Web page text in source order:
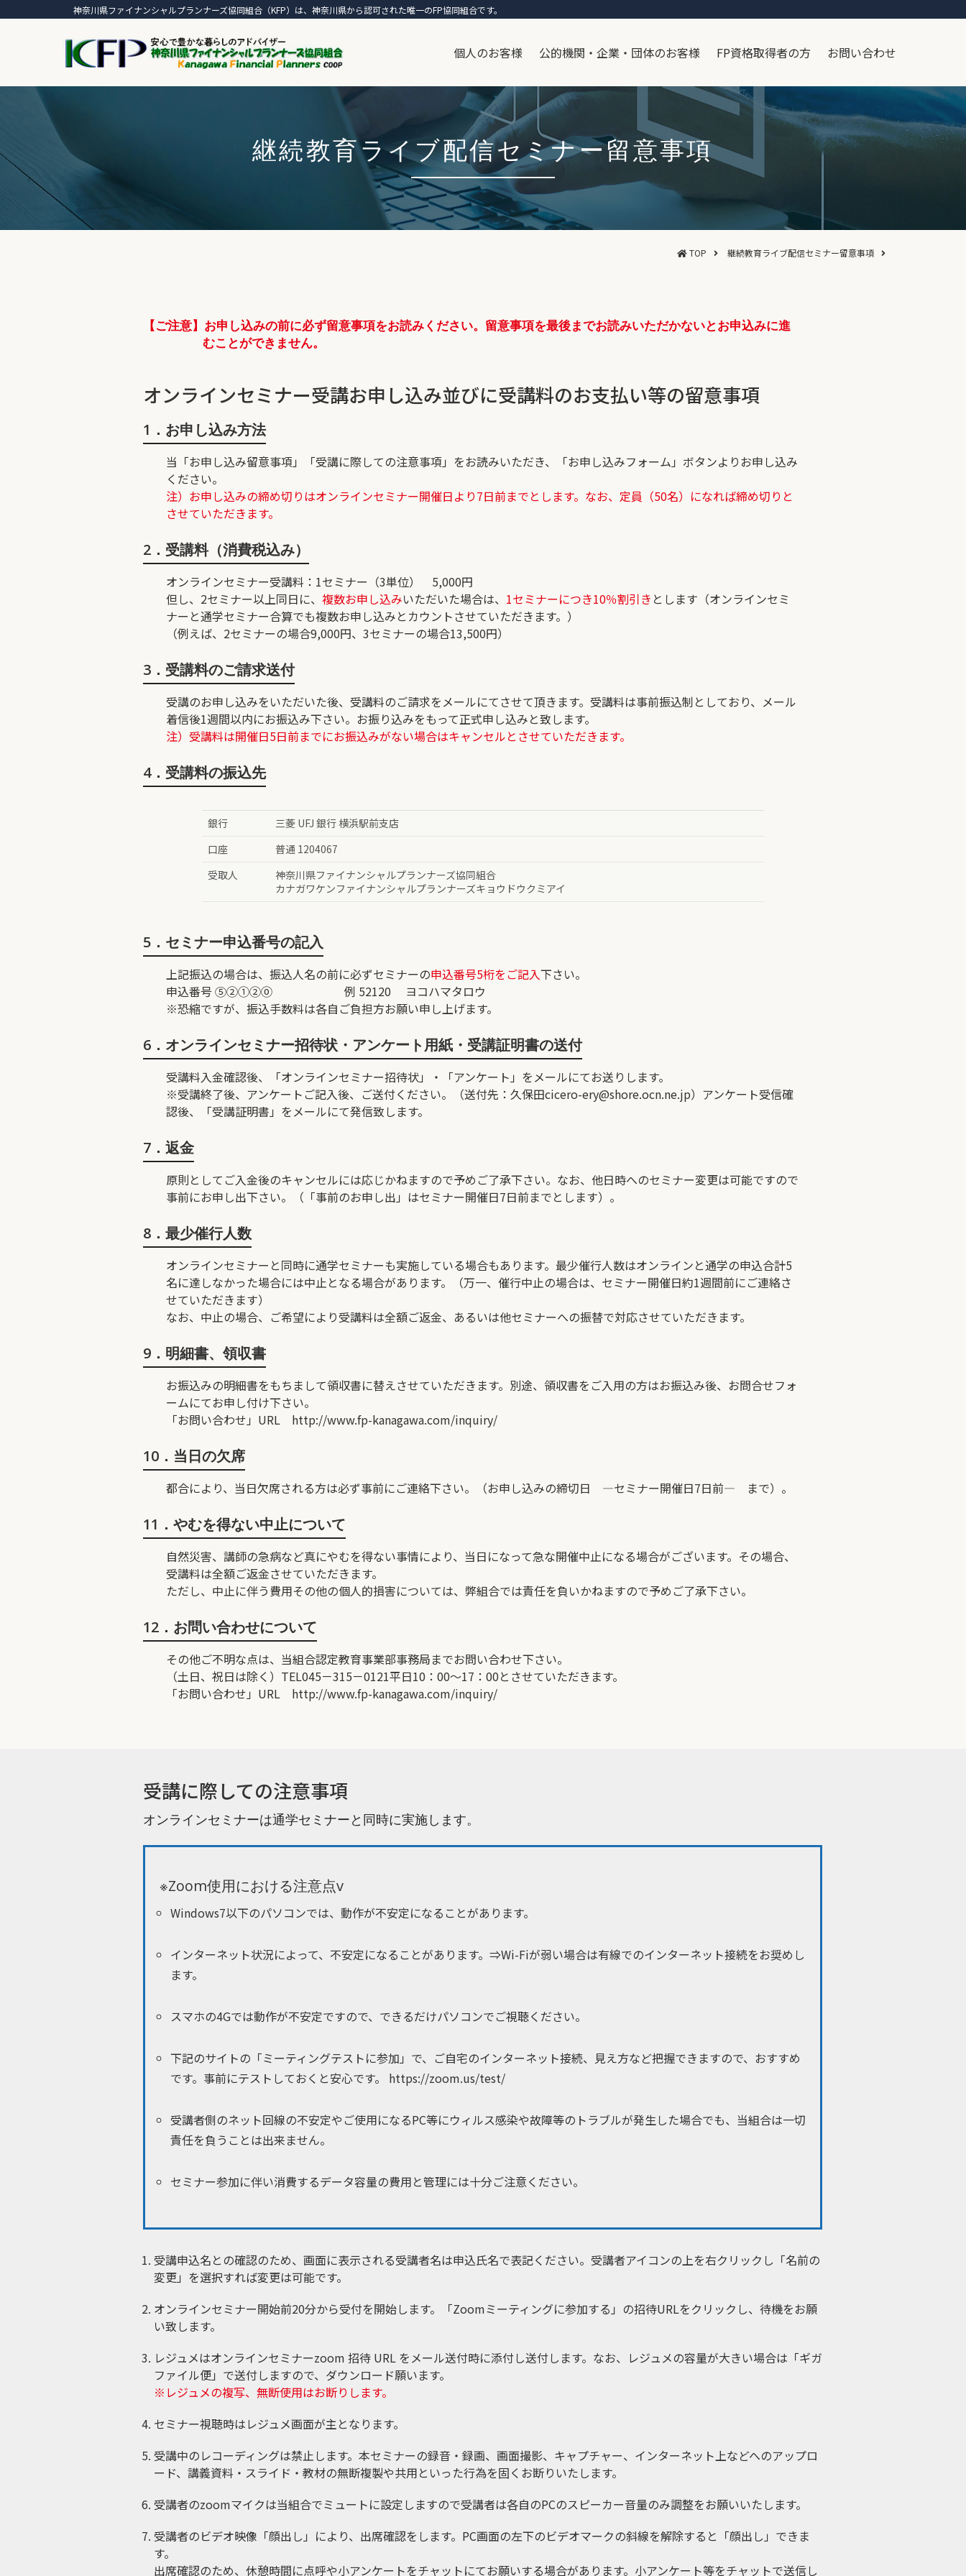
神奈川県ファイナンシャルプランナーズ協同組合（KFP）は、神奈川県から認可された唯一のFP協同組合です。
個人のお客様 公的機関・企業・団体のお客様 FP資格取得者の方 お問い合わせ
継続教育ライブ配信セミナー留意事項
TOP 継続教育ライブ配信セミナー留意事項
【ご注意】お申し込みの前に必ず留意事項をお読みください。留意事項を最後までお読みいただかないとお申込みに進
むことができません。
オンラインセミナー受講お申し込み並びに受講料のお支払い等の留意事項
1．お申し込み方法
当「お申し込み留意事項」「受講に際しての注意事項」をお読みいただき、「お申し込みフォーム」ボタンよりお申し込み
ください。
注）お申し込みの締め切りはオンラインセミナー開催日より7日前までとします。なお、定員（50名）になれば締め切りと
させていただきます。
2．受講料（消費税込み）
オンラインセミナー受講料 ：1セミナー（3単位） 5,000円
但し、2セミナー以上同日に、複数お申し込みいただいた場合は、 1セミナーにつき10％割引き とします（オンラインセミ
ナーと通学セミナー合算でも複数お申し込みとカウントさせていただきます。）
（例えば、2セミナーの場合9,000円、3セミナーの場合13,500円）
3．受講料のご請求送付
受講のお申し込みをいただいた後、受講料のご請求をメールにてさせて頂きます。受講料は事前振込制としており、メール
着信後1週間以内にお振込み下さい。お振り込みをもって正式申し込みと致します。
注）受講料は開催日5日前までにお振込みがない場合はキャンセルとさせていただきます。
4．受講料の振込先
銀行
三菱 UFJ 銀行 横浜駅前支店
口座
普通 1204067
受取人
神奈川県ファイナンシャルプランナーズ協同組合
カナガワケンファイナンシャルプランナーズキョウドウクミアイ
5．セミナー申込番号の記入
上記振込の場合は、振込人名の前に必ずセミナーの申込番号5桁をご記入下さい。
申込番号 ⑤②①②⓪ 例 52120 ヨコハマタロウ
※恐縮ですが、振込手数料は各自ご負担方お願い申し上げます。
6．オンラインセミナー招待状・アンケート用紙・受講証明書の送付
受講料入金確認後、「オンラインセミナー招待状」・「アンケート」をメールにてお送りします。
※受講終了後、アンケートご記入後、ご送付ください。（送付先：久保田cicero-ery@shore.ocn.ne.jp）アンケート受信確
認後、「受講証明書」をメールにて発信致します。
7．返金
原則としてご入金後のキャンセルには応じかねますので予めご了承下さい。なお、他日時へのセミナー変更は可能ですので
事前にお申し出下さい。（「事前のお申し出」はセミナー開催日7日前までとします）。
8．最少催行人数
オンラインセミナーと同時に通学セミナーも実施している場合もあります。最少催行人数はオンラインと通学の申込合計5
名に達しなかった場合には中止となる場合があります。（万一、催行中止の場合は、セミナー開催日約1週間前にご連絡さ
せていただきます）
なお、中止の場合、ご希望により受講料は全額ご返金、あるいは他セミナーへの振替で対応させていただきます。
9．明細書、領収書
お振込みの明細書をもちまして領収書に替えさせていただきます。別途、領収書をご入用の方はお振込み後、お問合せフォ
ームにてお申し付け下さい。
「お問い合わせ」URL http://www.fp-kanagawa.com/inquiry/
10．当日の欠席
都合により、当日欠席される方は必ず事前にご連絡下さい。（お申し込みの締切日 ―セミナー開催日7日前― まで）。
11．やむを得ない中止について
自然災害、講師の急病など真にやむを得ない事情により、当日になって急な開催中止になる場合がございます。その場合、
受講料は全額ご返金させていただきます。
ただし、中止に伴う費用その他の個人的損害については、弊組合では責任を負いかねますので予めご了承下さい。
12．お問い合わせについて
その他ご不明な点は、当組合認定教育事業部事務局までお問い合わせ下さい。
（土日、祝日は除く）TEL045－315－0121平日10：00〜17：00とさせていただきます。
「お問い合わせ」URL http://www.fp-kanagawa.com/inquiry/
受講に際しての注意事項
オンラインセミナーは通学セミナーと同時に実施します。
※Zoom使用における注意点v
Windows7以下のパソコンでは、動作が不安定になることがあります。
インターネット状況によって、不安定になることがあります。⇒Wi-Fiが弱い場合は有線でのインターネット接続をお奨めし
ます。
スマホの4Gでは動作が不安定ですので、できるだけパソコンでご視聴ください。
下記のサイトの「ミーティングテストに参加」で、ご自宅のインターネット接続、見え方など把握できますので、おすすめ
です。事前にテストしておくと安心です。 https://zoom.us/test/
受講者側のネット回線の不安定やご使用になるPC等にウィルス感染や故障等のトラブルが発生した場合でも、当組合は一切
責任を負うことは出来ません。
セミナー参加に伴い消費するデータ容量の費用と管理には十分ご注意ください。
受講申込名との確認のため、画面に表示される受講者名は申込氏名で表記ください。受講者アイコンの上を右クリックし「名前の
変更」を選択すれば変更は可能です。
オンラインセミナー開始前20分から受付を開始します。「Zoomミーティングに参加する」の招待URLをクリックし、待機をお願
い致します。
レジュメはオンラインセミナーzoom 招待 URL をメール送付時に添付し送付します。なお、レジュメの容量が大きい場合は「ギガ
ファイル便」で送付しますので、ダウンロード願います。
※レジュメの複写、無断使用はお断りします。
セミナー視聴時はレジュメ画面が主となります。
受講中のレコーディングは禁止します。本セミナーの録音・録画、画面撮影、キャプチャー、インターネット上などへのアップロ
ード、講義資料・スライド・教材の無断複製や共用といった行為を固くお断りいたします。
受講者のzoomマイクは当組合でミュートに設定しますので受講者は各自のPCのスピーカー音量のみ調整をお願いいたします。
受講者のビデオ映像「顔出し」により、出席確認をします。PC画面の左下のビデオマークの斜線を解除すると「顔出し」できま
す。
出席確認のため、休憩時間に点呼や小アンケートをチャットにてお願いする場合があります。小アンケート等をチャットで送信し